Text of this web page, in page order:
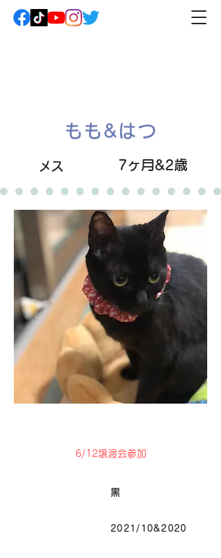
もも&はつ
メス 7ヶ月&2歳
6/12譲渡会参加
黒
2021/10&2020